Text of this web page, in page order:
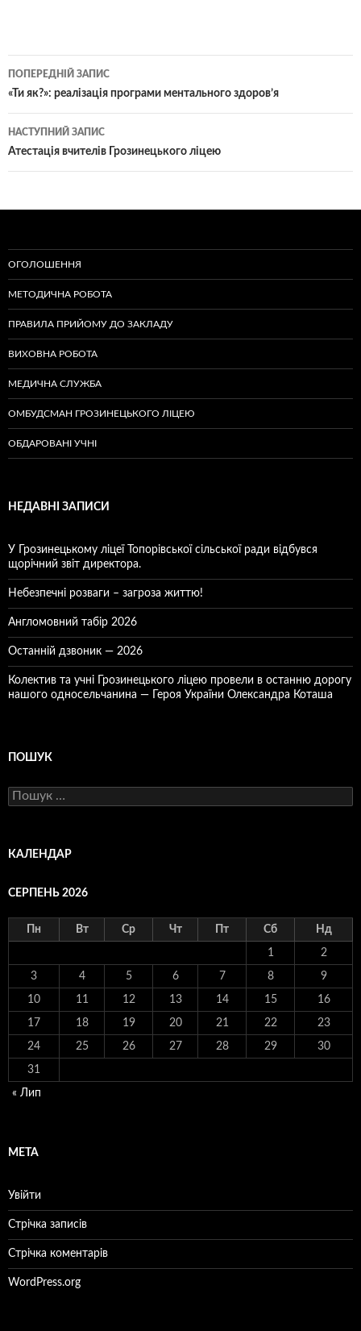
Навігація
по
записам
ПОПЕРЕДНІЙ ЗАПИС
«Ти як?»: реалізація програми ментального здоров’я
НАСТУПНИЙ ЗАПИС
Атестація вчителів Грозинецького ліцею
ОГОЛОШЕННЯ
МЕТОДИЧНА РОБОТА
ПРАВИЛА ПРИЙОМУ ДО ЗАКЛАДУ
ВИХОВНА РОБОТА
МЕДИЧНА СЛУЖБА
ОМБУДСМАН ГРОЗИНЕЦЬКОГО ЛІЦЕЮ
ОБДАРОВАНІ УЧНІ
НЕДАВНІ ЗАПИСИ
У Грозинецькому ліцеї Топорівської сільської ради відбувся
щорічний звіт директора.
Небезпечні розваги – загроза життю!
Англомовний табір 2026
Останній дзвоник — 2026
Колектив та учні Грозинецького ліцею провели в останню дорогу
нашого односельчанина — Героя України Олександра Коташа
ПОШУК
Пошук:
КАЛЕНДАР
СЕРПЕНЬ 2026
Пн Вт Ср Чт Пт Сб Нд
1 2
3 4 5 6 7 8 9
10 11 12 13 14 15 16
17 18 19 20 21 22 23
24 25 26 27 28 29 30
31
« Лип
МЕТА
Увійти
Стрічка записів
Стрічка коментарів
WordPress.org